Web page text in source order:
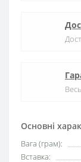
Основні
Вага (грам):
Вставка: